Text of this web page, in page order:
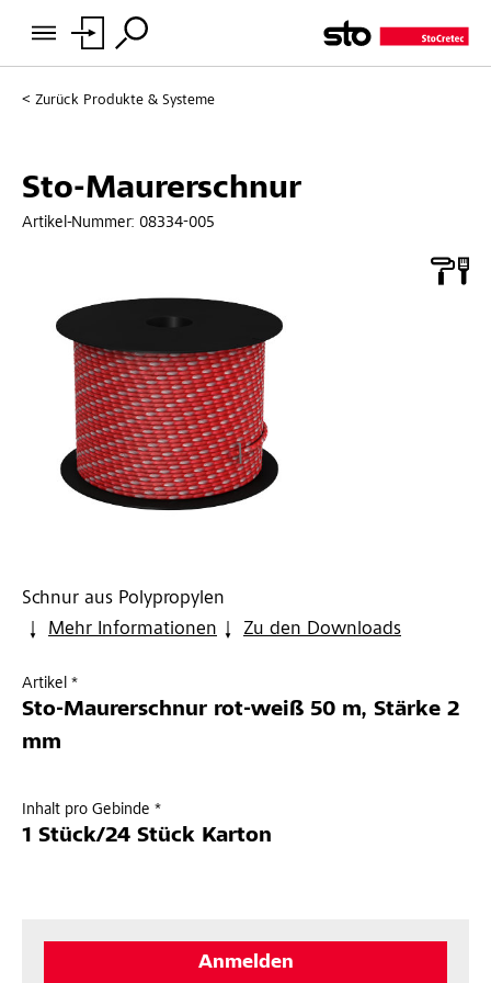
Zurück Produkte & Systeme
Sto-Maurerschnur
Artikel-Nummer: 08334-005
Schnur aus Polypropylen
Mehr Informationen
Zu den Downloads
Artikel *
Sto-Maurerschnur rot-weiß 50 m, Stärke 2
mm
Inhalt pro Gebinde *
1 Stück/24 Stück Karton
Anmelden